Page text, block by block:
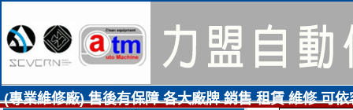
(專業維修廠) 售後有保障 各大廠牌 銷售 租賃 維修 可